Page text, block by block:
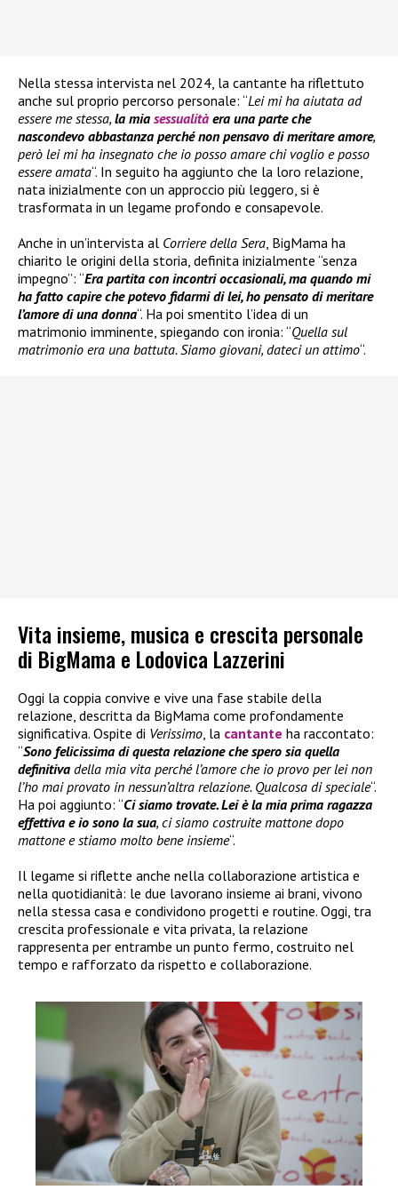
Nella stessa intervista nel 2024, la cantante ha riflettuto
anche sul proprio percorso personale: “Lei mi ha aiutata ad
essere me stessa, la mia sessualità era una parte che
nascondevo abbastanza perché non pensavo di meritare amore,
però lei mi ha insegnato che io posso amare chi voglio e posso
essere amata“. In seguito ha aggiunto che la loro relazione,
nata inizialmente con un approccio più leggero, si è
trasformata in un legame profondo e consapevole.
Anche in un’intervista al Corriere della Sera , BigMama ha
chiarito le origini della storia, definita inizialmente “senza
impegno”: “Era partita con incontri occasionali, ma quando mi
ha fatto capire che potevo fidarmi di lei, ho pensato di meritare
l’amore di una donna“. Ha poi smentito l’idea di un
matrimonio imminente, spiegando con ironia: “Quella sul
matrimonio era una battuta. Siamo giovani, dateci un attimo“.
Vita insieme, musica e crescita personale
di BigMama e Lodovica Lazzerini
Oggi la coppia convive e vive una fase stabile della
relazione, descritta da BigMama come profondamente
significativa. Ospite di Verissimo , la cantante ha raccontato:
“Sono felicissima di questa relazione che spero sia quella
definitiva della mia vita perché l’amore che io provo per lei non
l’ho mai provato in nessun’altra relazione. Qualcosa di speciale“.
Ha poi aggiunto: “Ci siamo trovate. Lei è la mia prima ragazza
effettiva e io sono la sua, ci siamo costruite mattone dopo
mattone e stiamo molto bene insieme“.
Il legame si riflette anche nella collaborazione artistica e
nella quotidianità: le due lavorano insieme ai brani, vivono
nella stessa casa e condividono progetti e routine. Oggi, tra
crescita professionale e vita privata, la relazione
rappresenta per entrambe un punto fermo, costruito nel
tempo e rafforzato da rispetto e collaborazione.